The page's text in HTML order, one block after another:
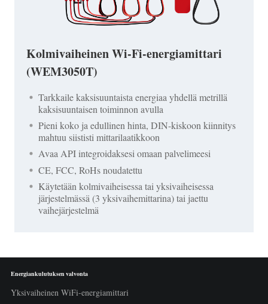
Kolmivaiheinen Wi-Fi-energiamittari
(WEM3050T)
Tarkkaile kaksisuuntaista energiaa yhdellä metrillä
kaksisuuntaisen toiminnon avulla
Pieni koko ja edullinen hinta, DIN-kiskoon kiinnitys
mahtuu siististi mittarilaatikkoon
Avaa API integroidaksesi omaan palvelimeesi
CE, FCC, RoHs noudatettu
Käytetään kolmivaiheisessa tai yksivaiheisessa
järjestelmässä (3 yksivaihemittarina) tai jaettu
vaihejärjestelmä
Energiankulutuksen valvonta
Yksivaiheinen WiFi-energiamittari